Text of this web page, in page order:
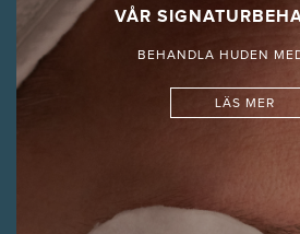
VÅR
BEHANDLA HUDEN
LÄS MER